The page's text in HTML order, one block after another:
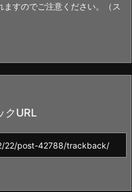
すのでご注意ください。（ス
クURL